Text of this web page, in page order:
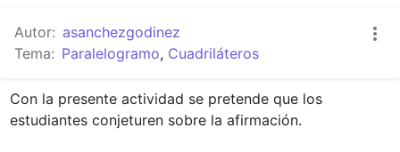
Autor: asanchezgodinez
Tema: Paralelogramo, Cuadriláteros
Con la presente actividad se pretende que los
estudiantes conjeturen sobre la afirmación.